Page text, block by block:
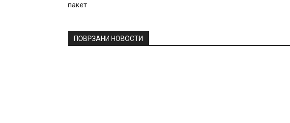
пакет
ПОВРЗАНИ НОВОСТИ